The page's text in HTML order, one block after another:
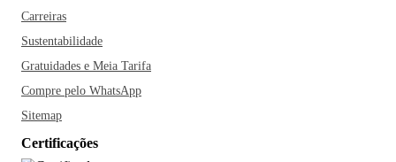
Carreiras
Sustentabilidade
Gratuidades e Meia Tarifa
Compre pelo WhatsApp
Sitemap
Certificações